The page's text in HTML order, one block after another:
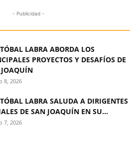
- Publicidad -
LABRA ABORDA LOS
PROYECTOS Y DESAFÍOS DE
8, 2026
LABRA SALUDA A DIRIGENTES
DE SAN JOAQUÍN EN SU...
7, 2026